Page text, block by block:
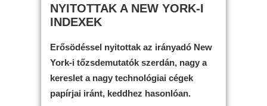
NYITOTTAK A NEW YORK-I
INDEXEK
Erősödéssel nyitottak az irányadó New
York-i tőzsdemutatók szerdán, nagy a
kereslet a nagy technológiai cégek
papírjai iránt, keddhez hasonlóan.